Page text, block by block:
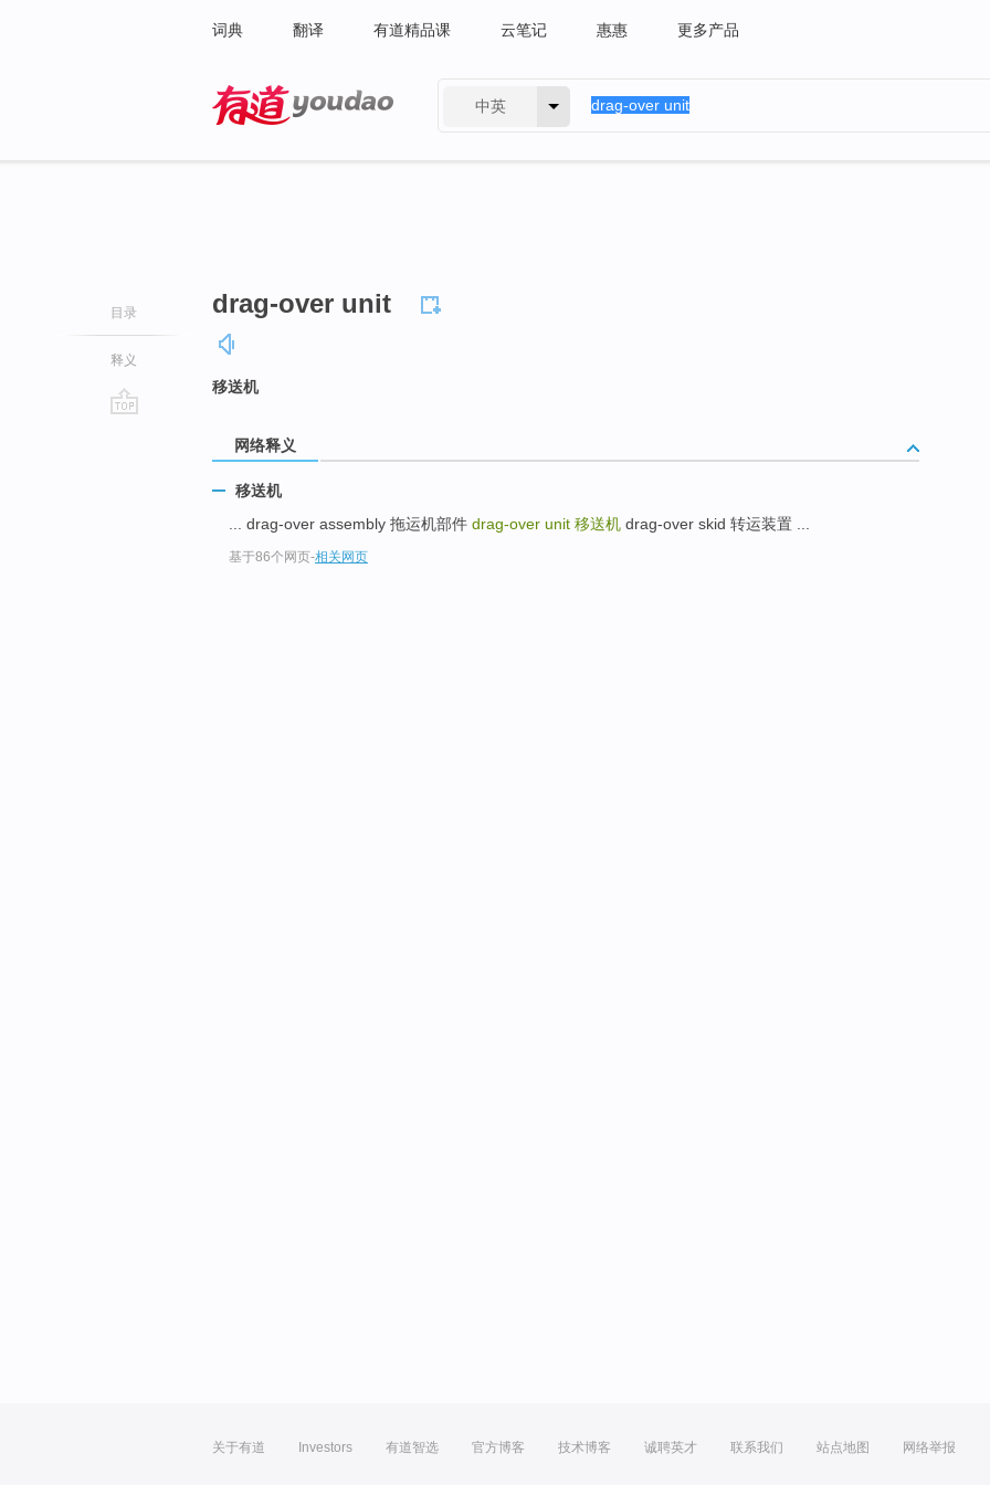
词典 翻译 有道精品课 云笔记 惠惠 更多产品
中英
目录
释义
drag-over unit
移送机
网络释义
移送机
... drag-over assembly 拖运机部件 drag-over unit 移送机 drag-over skid 转运装置 ...
基于86个网页-相关网页
关于有道 Investors 有道智选 官方博客 技术博客 诚聘英才 联系我们 站点地图 网络举报